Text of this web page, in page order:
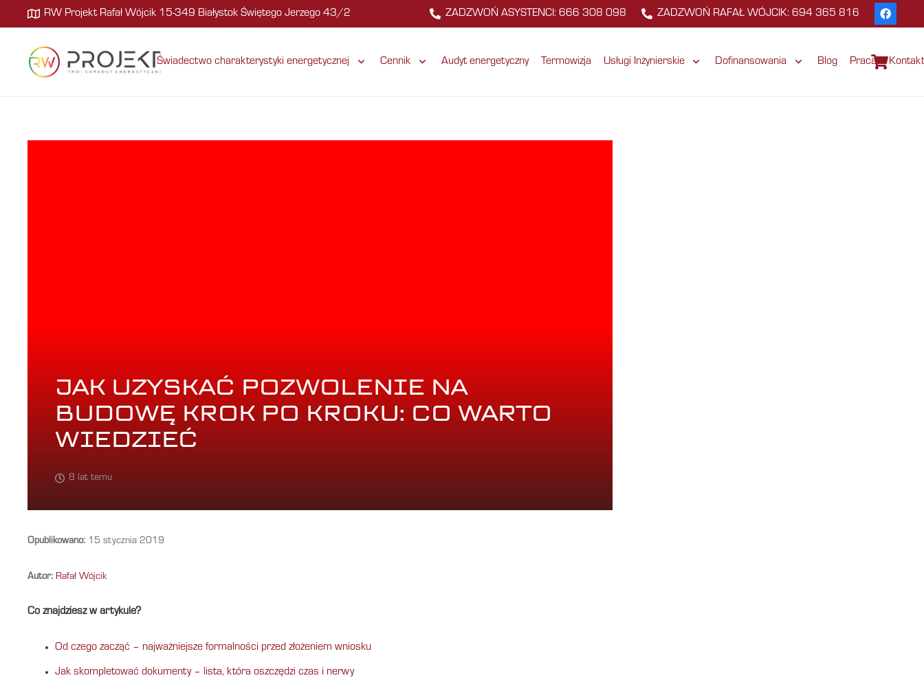
RW Projekt Rafał Wójcik 15-349 Białystok Świętego Jerzego 43/2 ZADZWOŃ ASYSTENCI: 666 308 098 ZADZWOŃ RAFAŁ WÓJCIK: 694 365 816
Świadectwo charakterystyki energetycznej Cennik Audyt energetyczny Termowizja Usługi Inżynierskie Dofinansowania Blog Praca Kontakt
JAK UZYSKAĆ POZWOLENIE NA
BUDOWĘ KROK PO KROKU: CO WARTO
WIEDZIEĆ
8 lat temu
Opublikowano: 15 stycznia 2019
Autor: Rafał Wójcik
Co znajdziesz w artykule?
Od czego zacząć – najważniejsze formalności przed złożeniem wniosku
Jak skompletować dokumenty – lista, która oszczędzi czas i nerwy